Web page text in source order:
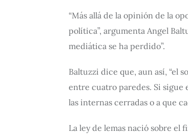
“Más allá de la opinión de la
política”, argumenta Angel
mediática se ha perdido”.
Baltuzzi dice que, aun así, “el
entre cuatro paredes. Si sigue
las internas cerradas o a que
La ley de lemas nació sobre el